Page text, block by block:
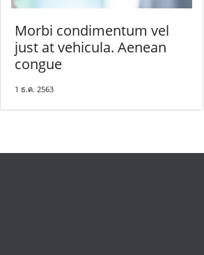
Morbi condimentum vel
just at vehicula. Aenean
congue
1 ธ.ค. 2563